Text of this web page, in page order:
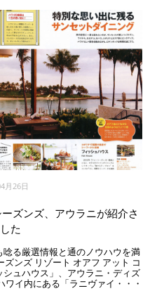
月26日
ズンズ、アウラニが紹介さ
た
る厳選情報と通のノウハウを満
ンズ リゾート オアフ アット コ
ュハウス」、アウラニ・ディズ
イ内にある「ラニヴァイ・・・